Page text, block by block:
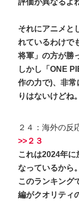
それにアニメと
れているわけで
将軍」の方が勝
しかし「ONE
作の力で)、非
りはないけどね。
２４：海外の反
>>２３
これは2024年
なっているから。
このランキング
編がクオリティ